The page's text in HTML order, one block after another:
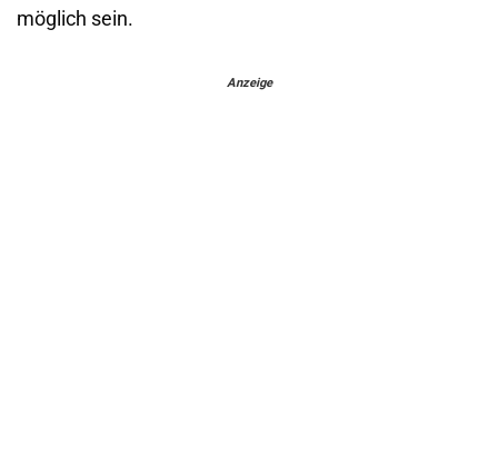
möglich sein.
Anzeige